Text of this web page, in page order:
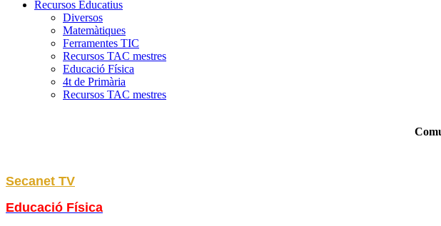
Recursos Educatius
Diversos
Matemàtiques
Ferramentes TIC
Recursos TAC mestres
Educació Física
4t de Primària
Recursos TAC mestres
Secanet TV
Educació Física